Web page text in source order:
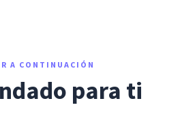
A CONTINUACIÓN
para ti